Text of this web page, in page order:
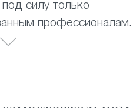
под силу только
профессионалам.